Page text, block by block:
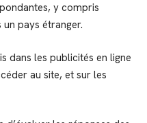
y compris
un pays étranger.
dans les publicités en ligne
au site, et sur les